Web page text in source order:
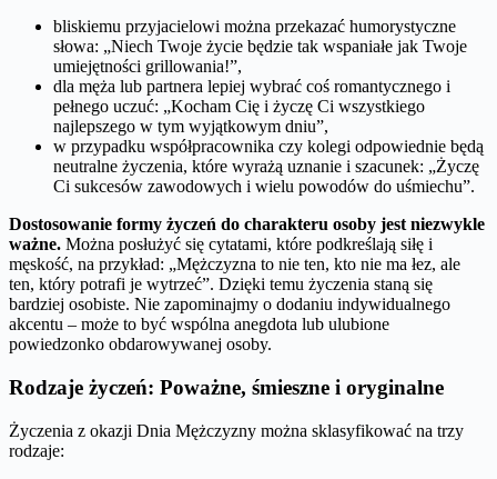
bliskiemu przyjacielowi można przekazać humorystyczne
słowa: „Niech Twoje życie będzie tak wspaniałe jak Twoje
umiejętności grillowania!”,
dla męża lub partnera lepiej wybrać coś romantycznego i
pełnego uczuć: „Kocham Cię i życzę Ci wszystkiego
najlepszego w tym wyjątkowym dniu”,
w przypadku współpracownika czy kolegi odpowiednie będą
neutralne życzenia, które wyrażą uznanie i szacunek: „Życzę
Ci sukcesów zawodowych i wielu powodów do uśmiechu”.
Dostosowanie formy życzeń do charakteru osoby jest niezwykle
ważne. Można posłużyć się cytatami, które podkreślają siłę i
męskość, na przykład: „Mężczyzna to nie ten, kto nie ma łez, ale
ten, który potrafi je wytrzeć”. Dzięki temu życzenia staną się
bardziej osobiste. Nie zapominajmy o dodaniu indywidualnego
akcentu – może to być wspólna anegdota lub ulubione
powiedzonko obdarowywanej osoby.
Rodzaje życzeń: Poważne, śmieszne i oryginalne
Życzenia z okazji Dnia Mężczyzny można sklasyfikować na trzy
rodzaje: